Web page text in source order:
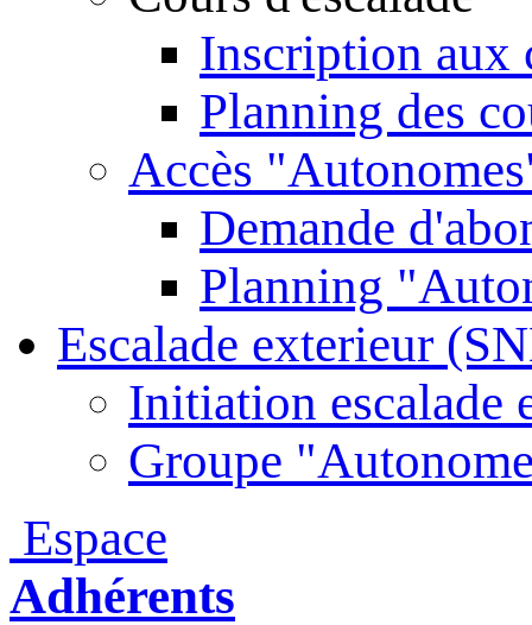
Inscription aux
Planning des
Accès
Demande
Planning
Escalade exterieur
Initiation escalade
Groupe
Espace
Adhérents